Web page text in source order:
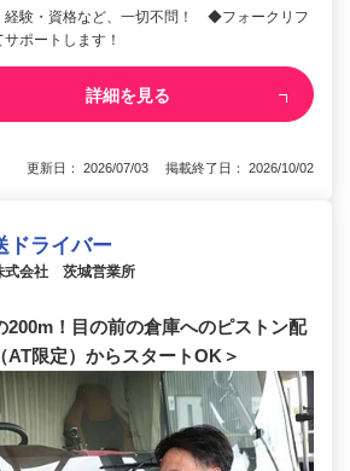
経験・資格など、一切不問！ ◆フォークリフ
サポートします！
詳細を見る
更新日： 2026/07/03 掲載終了日： 2026/10/02
ドライバー
式会社 茨城営業所
200m！目の前の倉庫へのピストン配
AT限定）からスタートOK＞